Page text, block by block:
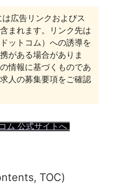
広告リンクおよびス
まれます。リンク先は
ットコム）への誘導を
がある場合がありま
情報に基づくものであ
人の募集要項をご確認
ム 公式サイトへ
TOC)